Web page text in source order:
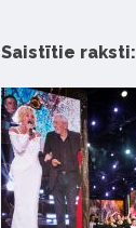
Saistītie raksti: